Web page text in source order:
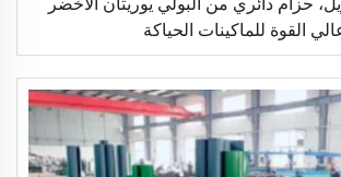
حزام دائري من البولي يوريثان الأخضر
القوة للماكينات الحياكة